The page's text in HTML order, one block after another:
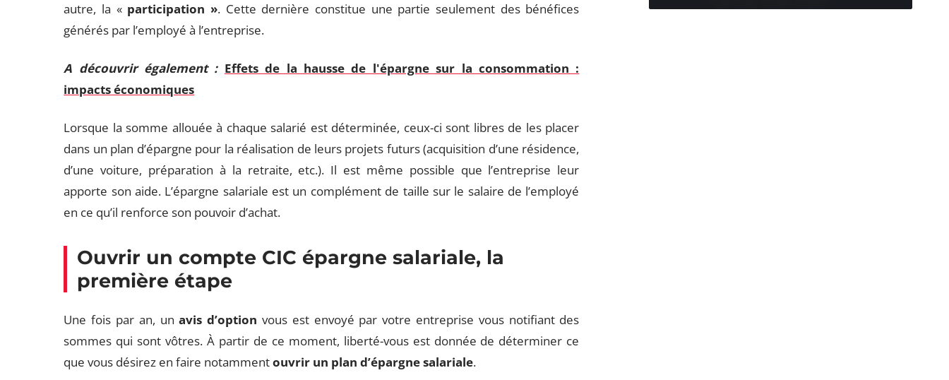
autre, la « participation ». Cette dernière constitue une partie seulement des bénéfices
générés par l’employé à l’entreprise.
A découvrir également : Effets de la hausse de l'épargne sur la consommation :
impacts économiques
Lorsque la somme allouée à chaque salarié est déterminée, ceux-ci sont libres de les placer
dans un plan d’épargne pour la réalisation de leurs projets futurs (acquisition d’une résidence,
d’une voiture, préparation à la retraite, etc.). Il est même possible que l’entreprise leur
apporte son aide. L’épargne salariale est un complément de taille sur le salaire de l’employé
en ce qu’il renforce son pouvoir d’achat.
Ouvrir un compte CIC épargne salariale, la
première étape
Une fois par an, unavis d’option vous est envoyé par votre entreprise vous notifiant des
sommes qui sont vôtres. À partir de ce moment, liberté-vous est donnée de déterminer ce
que vous désirez en faire notammentouvrir un plan d’épargne salariale.